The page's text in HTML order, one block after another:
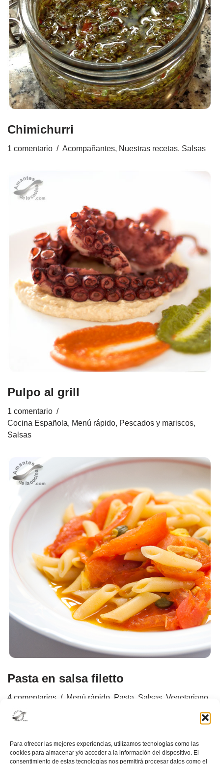
Para ofrecer las mejores experiencias, utilizamos tecnologías como las
cookies para almacenar y/o acceder a la información del dispositivo. El
consentimiento de estas tecnologías nos permitirá procesar datos como el
Chimichurri
1 comentario Acompañantes, Nuestras recetas, Salsas
Pulpo al grill
1 comentario
Cocina Española, Menú rápido, Pescados y mariscos,
Salsas
Pasta en salsa filetto
4 comentarios Menú rápido Pasta Salsas Vegetariano